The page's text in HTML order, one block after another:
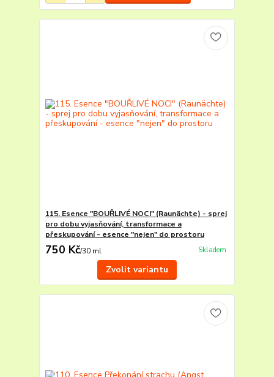
115. Esence "BOUŘLIVÉ NOCI" (Raunächte) - sprej
pro dobu vyjasňování, transformace a
přeskupování - esence "nejen" do prostoru
750 Kč/30 ml Skladem
Zvolit variantu